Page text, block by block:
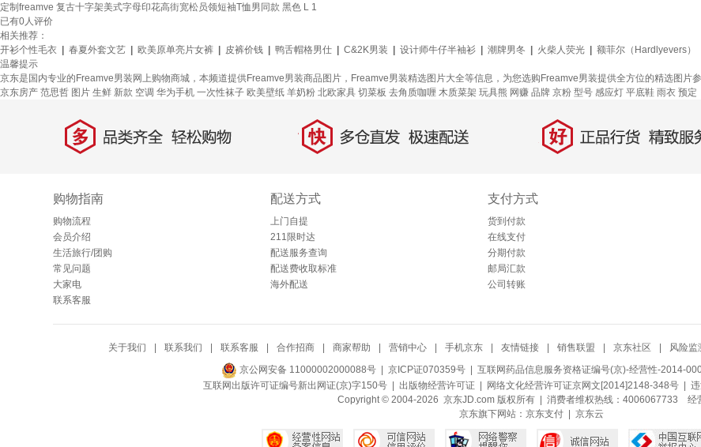
定制freamve 复古十字架美式字母印花高街宽松员领短袖T恤男同款 黑色 L 1
已有0人评价
相关推荐：
开衫个性毛衣
春夏外套文艺 欧美原单亮片女裤 皮裤价钱 鸭舌帽格男仕 C&2K男装 设计师牛仔半袖衫 潮牌男冬 火柴人荧光 额菲尔（Hardlyevers）
温馨提示
京东是国内专业的Freamve男装网上购物商城，本频道提供Freamve男装商品图片，Freamve男装精选图片大全等信息，为您选购Freamve男装提供全方位的精选图片
京东房产 范思哲 图片 生鲜 新款 空调 华为手机 一次性袜子 欧美壁纸 羊奶粉 北欧家具 切菜板 去角质咖喱 木质菜架 玩具熊 网赚 品牌 京粉 型号 感应灯 平底鞋 雨衣 预定
多 品类齐全，轻松购物 快 多仓直发，极速配送 好 正品行货，精致服务
购物指南
购物流程
会员介绍
生活旅行/团购
常见问题
大家电
联系客服
配送方式
上门自提
211限时达
配送服务查询
配送费收取标准
海外配送
支付方式
货到付款
在线支付
分期付款
邮局汇款
公司转账
关于我们 联系我们 联系客服 合作招商 商家帮助 营销中心 手机京东 友情链接 销售联盟 京东社区 风险监
京公网安备 11000002000088号 | 京ICP证070359号 | 互联网药品信息服务资格证编号(京)-经营性-2014-
互联网出版许可证编号新出网证(京)字150号 | 出版物经营许可证| 网络文化经营许可证京网文[2014]2148-348号| 违
Copyright © 2004-2026 京东JD.com 版权所有 | 消费者维权热线：4006067733 经
京东旗下网站： 京东支付| 京东云